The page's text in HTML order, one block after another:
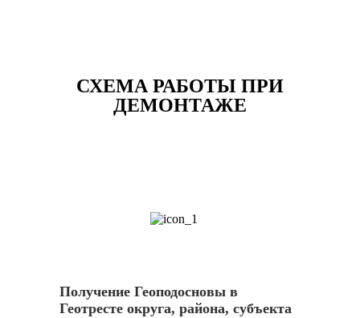
СХЕМА РАБОТЫ ПРИ
ДЕМОНТАЖЕ
Получение Геоподосновы в
Геотресте округа, района, субъекта